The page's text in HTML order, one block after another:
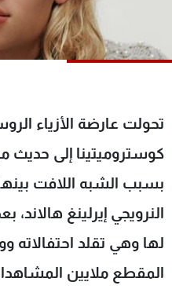
تحولت عارضة الأزياء
كوستروميتينا إلى حديث
بسبب الشبه اللافت
النرويجي إيرلينغ
لها وهي تقلد احتفالاته
المقطع ملايين
البرامج
عن MTV
لاعلاناتكم